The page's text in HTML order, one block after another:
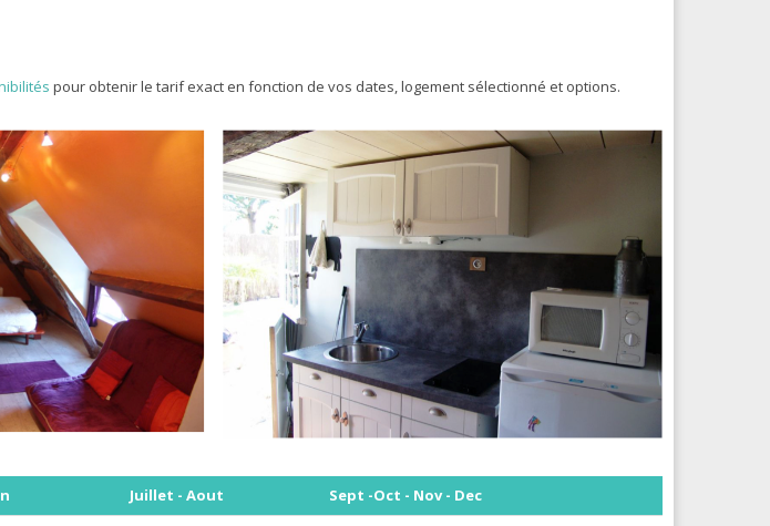
pour obtenir le tarif exact en fonction de vos dates, logement sélectionné et options.
Juillet - Aout
Sept -Oct - Nov - Dec